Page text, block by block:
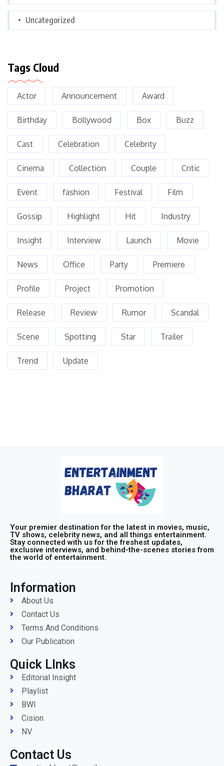
Uncategorized
Tags Cloud
Actor Announcement Award
Birthday Bollywood Box Buzz
Cast Celebration Celebrity
Cinema Collection Couple Critic
Event fashion Festival Film
Gossip Highlight Hit Industry
Insight Interview Launch Movie
News Office Party Premiere
Profile Project Promotion
Release Review Rumor Scandal
Scene Spotting Star Trailer
Trend Update
Your premier destination for the latest in movies, music,
TV shows, celebrity news, and all things entertainment.
Stay connected with us for the freshest updates,
exclusive interviews, and behind-the-scenes stories from
the world of entertainment.
Information
About Us
Contact Us
Terms And Conditions
Our Publication
Quick LInks
Editorial Insight
Playlist
BWI
Cision
NV
Contact Us